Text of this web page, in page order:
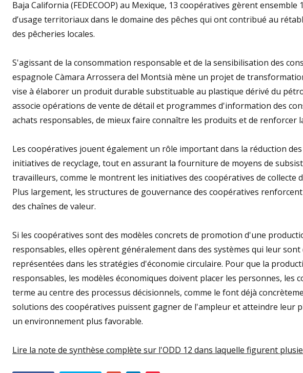
Baja California (FEDECOOP) au Mexique, 13 coopératives gèrent
d’usage territoriaux dans le domaine des pêches qui ont contribué au
des pêcheries locales.
S'agissant de la consommation responsable et de la sensibilisation des
espagnole Càmara Arrossera del Montsià mène un projet de
vise à élaborer un produit durable substituable au plastique dérivé du
associe opérations de vente de détail et programmes d'information des
achats responsables, de mieux faire connaître les produits et de renforcer
Les coopératives jouent également un rôle important dans la réduction
initiatives de recyclage, tout en assurant la fourniture de moyens de
travailleurs, comme le montrent les initiatives des coopératives de collecte
Plus largement, les structures de gouvernance des coopératives
des chaînes de valeur.
Si les coopératives sont des modèles concrets de promotion d'une
responsables, elles opèrent généralement dans des systèmes qui leur
représentées dans les stratégies d'économie circulaire. Pour que la
responsables, les modèles économiques doivent placer les personnes, les
terme au centre des processus décisionnels, comme le font déjà
solutions des coopératives puissent gagner de l'ampleur et atteindre leur
un environnement plus favorable.
Lire la note de synthèse complète sur l'ODD 12 dans laquelle figurent